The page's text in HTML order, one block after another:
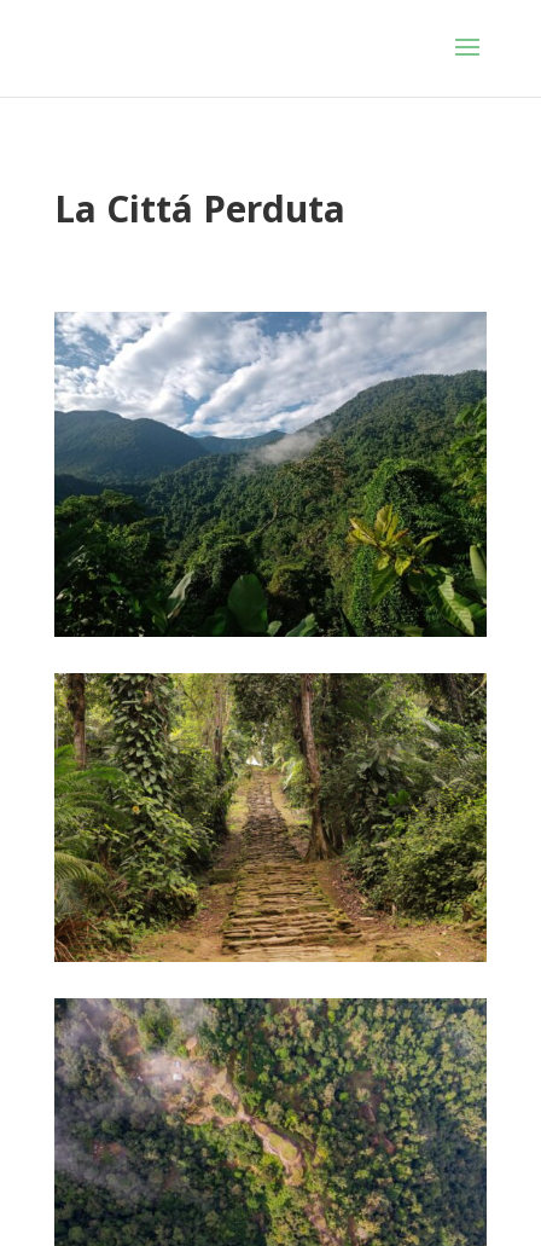
La Cittá Perduta